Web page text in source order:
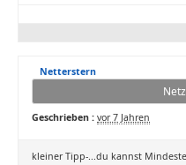
Netterstern
Geschrieben : vor 7 Jahren
kleiner Tipp-...du kannst